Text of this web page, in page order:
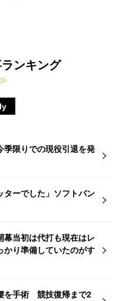
ンキング
季限りでの現役引退を発
ターでした」ソフトバン
幕当初は代打も現在はレ
り準備していたのがす
を手術 競技復帰まで2